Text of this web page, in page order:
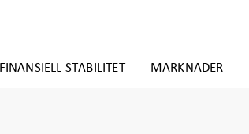
FINANSIELL STABILITET MARKNADER